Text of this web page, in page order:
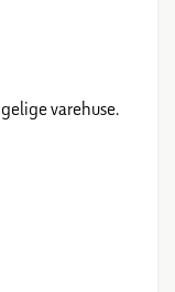
varehuse.